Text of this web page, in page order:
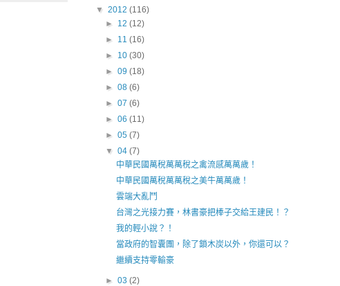
▼ 2012 (116)
► 12(12)
► 11(16)
► 10(30)
►09(18)
►08(6)
►07(6)
►06(11)
►05(7)
▼04(7)
中華民國萬稅萬萬稅之禽流感萬萬歲！
中華民國萬稅萬萬稅之美牛萬萬歲！
雲端大亂鬥
台灣之光接力賽，林書豪把棒子交給王建民！？
我的輕小說？！
當政府的智囊團，除了鎖木炭以外，你還可以？
繼續支持零輸豪
►03(2)